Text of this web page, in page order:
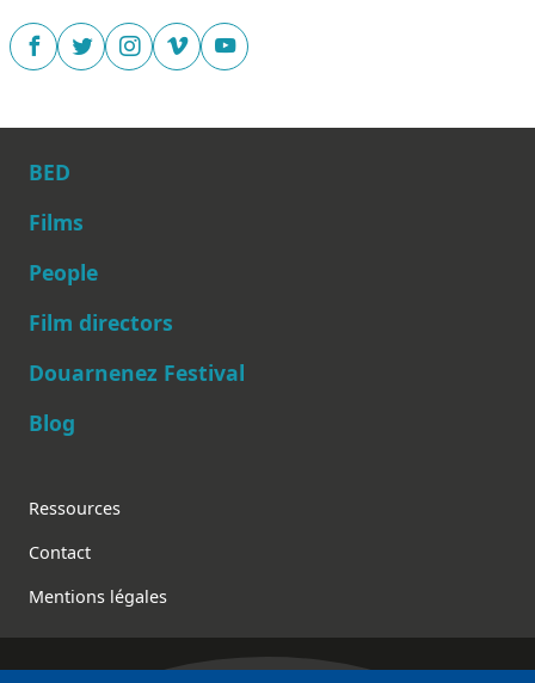
Main navigation
BED
Films
People
Film directors
Douarnenez Festival
Blog
Footer
Ressources
Contact
Mentions légales